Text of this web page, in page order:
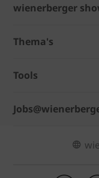
wienerberger
Thema's
Tools